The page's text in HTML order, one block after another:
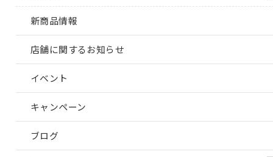
新商品情報
店舗に関するお知らせ
イベント
キャンペーン
ブログ